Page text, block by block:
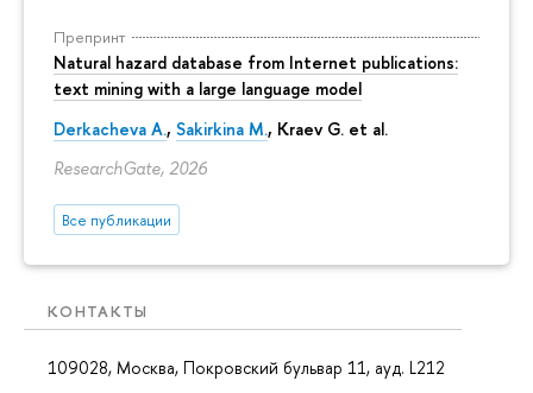
Препринт
Natural hazard database from Internet publications:
text mining with a large language model
Derkacheva A., Sakirkina M., Kraev G. et al.
ResearchGate, 2026
Все публикации
КОНТАКТЫ
109028, Москва, Покровский бульвар 11, ауд. L212